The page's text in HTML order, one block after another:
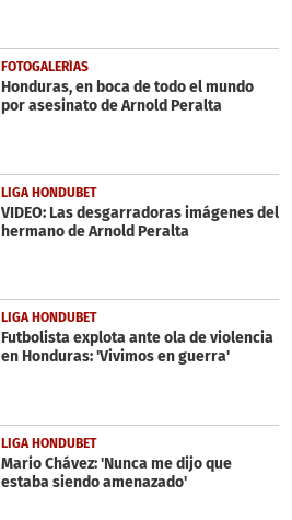
FOTOGALERÍAS
Honduras, en boca de todo el mundo
por asesinato de Arnold Peralta
LIGA HONDUBET
VIDEO: Las desgarradoras imágenes del
hermano de Arnold Peralta
LIGA HONDUBET
Futbolista explota ante ola de violencia
en Honduras: 'Vivimos en guerra'
LIGA HONDUBET
Mario Chávez: 'Nunca me dijo que
estaba siendo amenazado'